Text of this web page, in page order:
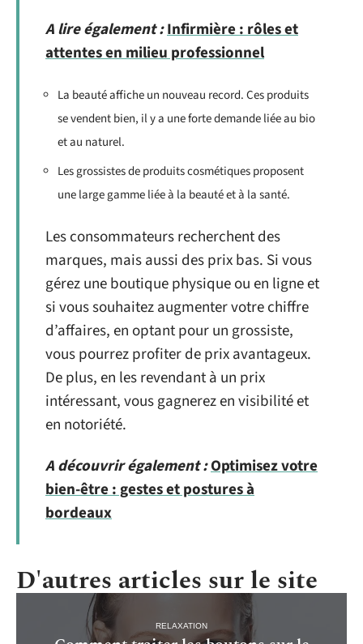
A lire également :Infirmière : rôles et
attentes en milieu professionnel
La beauté affiche un nouveau record. Ces produits
se vendent bien, il y a une forte demande liée au bio
et au naturel.
Les grossistes de produits cosmétiques proposent
une large gamme liée à la beauté et à la santé.
Les consommateurs recherchent des
marques, mais aussi des prix bas. Si vous
gérez une boutique physique ou en ligne et
si vous souhaitez augmenter votre chiffre
d’affaires, en optant pour un grossiste,
vous pourrez profiter de prix avantageux.
De plus, en les revendant à un prix
intéressant, vous gagnerez en visibilité et
en notoriété.
A découvrir également :Optimisez votre
bien-être : gestes et postures à
bordeaux
D'autres articles sur le site
RELAXATION